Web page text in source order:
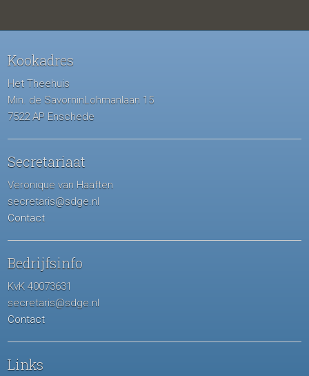
Kookadres
Het Theehuis
Min. de SavorninLohmanlaan 15
7522 AP Enschede
Secretariaat
Veronique van Haaften
secretaris@sdge.nl
Contact
Bedrijfsinfo
KvK 40073631
secretaris@sdge.nl
Contact
Links